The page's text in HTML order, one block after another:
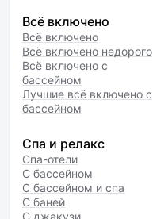
Всё включено
Всё включено
Всё включено недорого
Всё включено с
бассейном
Лучшие всё включено с
бассейном
Спа и релакс
Спа-отели
С бассейном
С бассейном и спа
С баней
С джакузи